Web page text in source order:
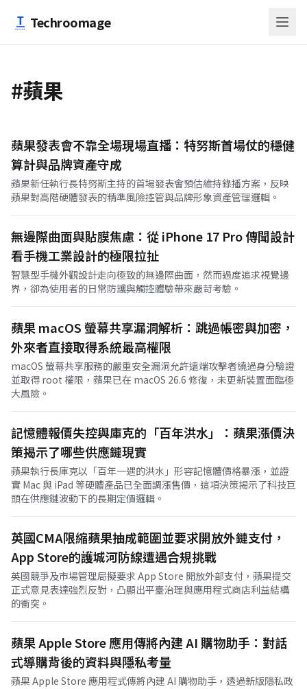
Techroomage
#蘋果
蘋果發表會不靠全場現場直播：特努斯首場仗的穩健
算計與品牌資產守成
蘋果新任執行長特努斯主持的首場發表會預估維持錄播方案，反映
蘋果對高階硬體發表的精準風險控管與品牌形象資產管理邏輯。
無邊際曲面與貼膜焦慮：從 iPhone 17 Pro 傳聞設計
看手機工業設計的極限拉扯
智慧型手機外觀設計走向極致的無邊際曲面，然而過度追求視覺邊
界，卻為使用者的日常防護與觸控體驗帶來嚴苛考驗。
蘋果 macOS 螢幕共享漏洞解析：跳過帳密與加密，
外來者直接取得系統最高權限
macOS 螢幕共享服務的嚴重安全漏洞允許遠端攻擊者繞過身分驗證
並取得 root 權限，蘋果已在 macOS 26.6 修復，未更新裝置面臨極
大風險。
記憶體報價失控與庫克的「百年洪水」：蘋果漲價決
策揭示了哪些供應鏈現實
蘋果執行長庫克以「百年一遇的洪水」形容記憶體價格暴漲，並證
實 Mac 與 iPad 等硬體產品已全面調漲售價，這項決策揭示了科技巨
頭在供應鏈波動下的長期定價邏輯。
英國CMA限縮蘋果抽成範圍並要求開放外鏈支付，
App Store的護城河防線遭遇合規挑戰
英國競爭及市場管理局擬要求 App Store 開放外部支付，蘋果提交
正式意見表達強烈反對，凸顯出平臺治理與應用程式商店利益結構
的衝突。
蘋果 Apple Store 應用傳將內建 AI 購物助手：對話
式導購背後的資料與隱私考量
蘋果 Apple Store 應用程式傳將內建 AI 購物助手，透過新版隱私政